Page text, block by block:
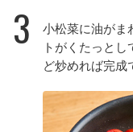
3
小松菜に油がま
トがくたっと
ど炒めれば完成